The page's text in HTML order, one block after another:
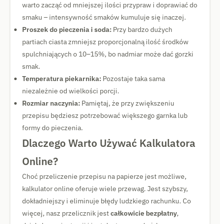
warto zacząć od mniejszej ilości przypraw i doprawiać do
smaku – intensywność smaków kumuluje się inaczej.
Proszek do pieczenia i soda: Przy bardzo dużych
partiach ciasta zmniejsz proporcjonalną ilość środków
spulchniających o 10–15%, bo nadmiar może dać gorzki
smak.
Temperatura piekarnika: Pozostaje taka sama
niezależnie od wielkości porcji.
Rozmiar naczynia: Pamiętaj, że przy zwiększeniu
przepisu będziesz potrzebować większego garnka lub
formy do pieczenia.
Dlaczego Warto Używać Kalkulatora
Online?
Choć przeliczenie przepisu na papierze jest możliwe,
kalkulator online oferuje wiele przewag. Jest szybszy,
dokładniejszy i eliminuje błędy ludzkiego rachunku. Co
więcej, nasz przelicznik jestcałkowicie bezpłatny,